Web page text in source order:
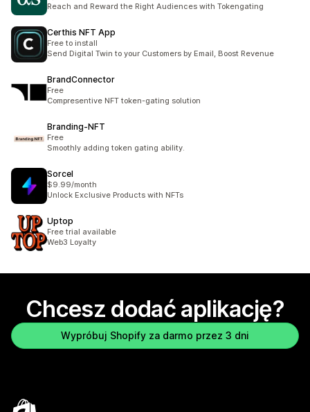
Reach and Reward the Right Audiences with Tokengating
Certhis NFT App
Free to install
Send Digital Twin to your Customers by Email, Boost Revenue
BrandConnector
Free
Compresentive NFT token-gating solution
Branding‑NFT
Free
Smoothly adding token gating ability.
Sorcel
$9.99/month
Unlock Exclusive Products with NFTs
Uptop
Free trial available
Web3 Loyalty
Chcesz dodać aplikację?
Wypróbuj Shopify za darmo przez 3 dni